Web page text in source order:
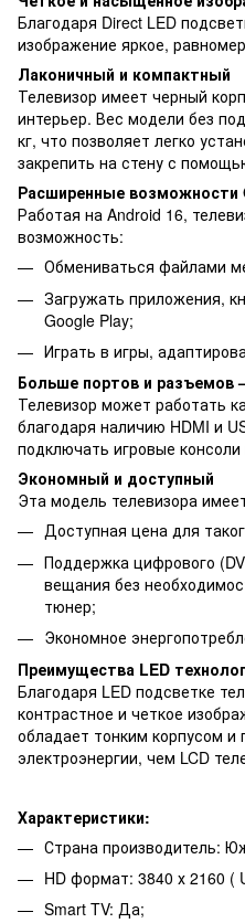
Благодаря Direct LED
изображение яркое,
Лаконичный и компактный
Телевизор имеет черный
интерьер. Вес модели без
кг, что позволяет легко
закрепить на стену с
Расширенные возможности
Работая на Android 16,
возможность:
Обмениваться файлами
Загружать приложения,
Google Play;
Играть в игры,
Больше портов и разъемов
Телевизор может работать
благодаря наличию HDMI и
подключать игровые консоли
Экономный и доступный
Эта модель телевизора
Доступная цена для
Поддержка цифрового
вещания без
тюнер;
Экономное
Преимущества LED
Благодаря LED подсветке
контрастное и четкое
обладает тонким корпусом
электроэнергии, чем LCD
Характеристики:
Страна производитель:
HD формат: 3840 х 2160 (
Smart TV: Да;